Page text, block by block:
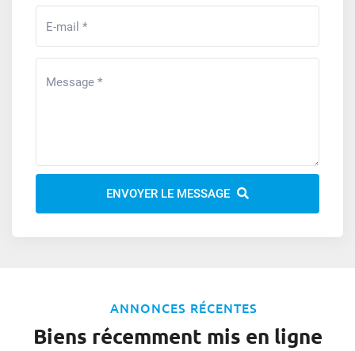
ENVOYER LE MESSAGE
ANNONCES RÉCENTES
Biens récemment mis en ligne